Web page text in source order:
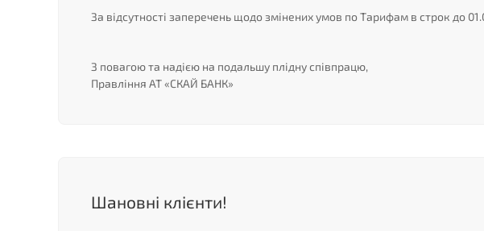
За відсутності заперечень щодо змінених умов по Тарифам в строк до
З повагою та надією на подальшу плідну співпрацю,
Правління АТ «СКАЙ БАНК»
Шановні клієнти!